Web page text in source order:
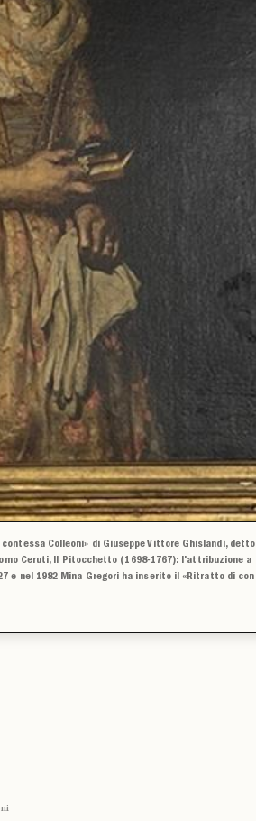
Colleoni» di Giuseppe Vittore Ghislandi, detto
Ceruti, Il Pitocchetto (1698-1767): l'attribuzione a
e nel 1982 Mina Gregori ha inserito il «Ritratto di con